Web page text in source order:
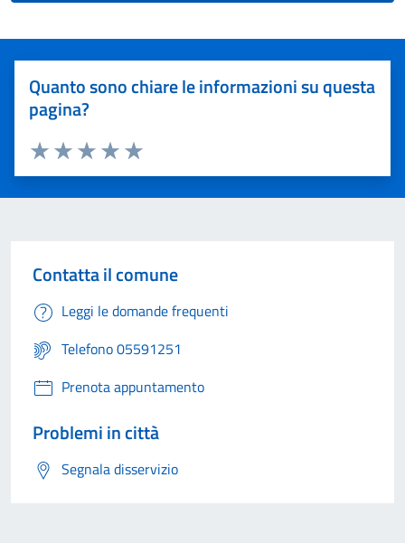
Quanto sono chiare le informazioni su questa
pagina?
Valuta 5 stelle su 5
Valuta 4 stelle su 5
Valuta 3 stelle su 5
Valuta 2 stelle su 5
Valuta 1 stelle su 5
Contatta il comune
Leggi le domande frequenti
Telefono 05591251
Prenota appuntamento
Problemi in città
Segnala disservizio